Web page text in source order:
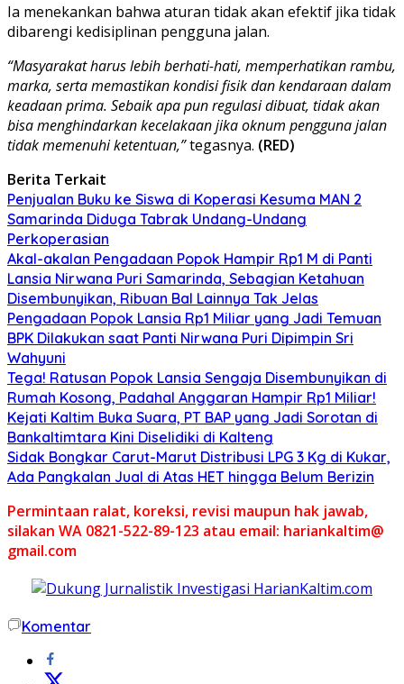
Ia menekankan bahwa aturan tidak akan efektif jika tidak
dibarengi kedisiplinan pengguna jalan.
“Masyarakat harus lebih berhati-hati, memperhatikan rambu,
marka, serta memastikan kondisi fisik dan kendaraan dalam
keadaan prima. Sebaik apa pun regulasi dibuat, tidak akan
bisa menghindarkan kecelakaan jika oknum pengguna jalan
tidak memenuhi ketentuan,”tegasnya. (RED)
Berita Terkait
Penjualan Buku ke Siswa di Koperasi Kesuma MAN 2
Samarinda Diduga Tabrak Undang-Undang
Perkoperasian
Akal-akalan Pengadaan Popok Hampir Rp1 M di Panti
Lansia Nirwana Puri Samarinda, Sebagian Ketahuan
Disembunyikan, Ribuan Bal Lainnya Tak Jelas
Pengadaan Popok Lansia Rp1 Miliar yang Jadi Temuan
BPK Dilakukan saat Panti Nirwana Puri Dipimpin Sri
Wahyuni
Tega! Ratusan Popok Lansia Sengaja Disembunyikan di
Rumah Kosong, Padahal Anggaran Hampir Rp1 Miliar!
Kejati Kaltim Buka Suara, PT BAP yang Jadi Sorotan di
Bankaltimtara Kini Diselidiki di Kalteng
Sidak Bongkar Carut-Marut Distribusi LPG 3 Kg di Kukar,
Ada Pangkalan Jual di Atas HET hingga Belum Berizin
Permintaan ralat, koreksi, revisi maupun hak jawab,
silakan WA 0821-522-89-123 atau email: hariankaltim@
gmail.com
Komentar